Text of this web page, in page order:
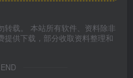
转载。 本站所有软件、资料除非
提供下载，部分收取资料整理和